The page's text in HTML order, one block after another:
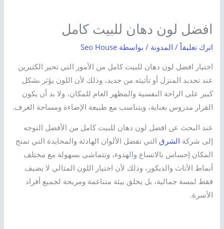
افضل لون دهان للبيت كامل
اترك تعليقاً / المدونة / بواسطة Seo House
اختيار افضل لون دهان للبيت كامل من الأمور التي تحير الكثيرين
عند تجديد المنزل أو تأثيثه من جديد، وذلك لأن اللون يؤثر بشكل
كبير على الراحة النفسية والمظهر العام للمكان، ولا بد أن يكون
القرار مدروس بعناية، ويتناسب مع طبيعة الإضاءة ومساحة الغرف.
عند البحث عن افضل لون دهان للبيت كامل من الأفضل التوجه
إلى شركة الشرق التي تفضل الألوان الهادئة والمحايدة التي تمنح
المكان إحساس بالاتساع والهدوء، وتتماشى بسهولة مع مختلف
أنماط الأثاث والديكور، وذلك لأن اختيار اللون المثالي لا يضيف
فقط لمسة جمالية، بل يخلق بيئة متناغمة ومريحة لجميع أفراد
الأسرة.